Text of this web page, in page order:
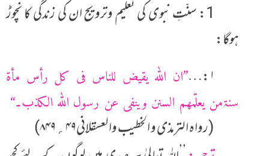
1: سنّتِ نبوی کی تعلیم وترویج ان کی زندگی کا نچوڑ
ہوگا:
۱:…
’’ان اللہ یقیض للناس فی کل رأس مأۃ
سنۃمن یعلّمھم السنن وینفی عن رسول اللہ الکذب۔‘‘
(رواہ الترمذی و الخطیب والعسقلانی۴۹؍۸۴۹)